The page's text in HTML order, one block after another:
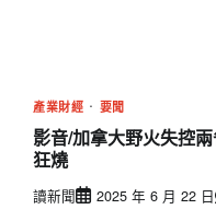
產業財經 要聞
影音/加拿大野火失控
狂燒
讀新聞 2025 年 6 月 22 日